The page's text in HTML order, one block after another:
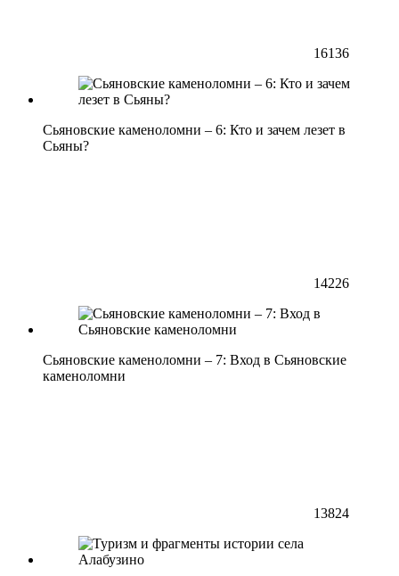
16136
Сьяновские каменоломни – 6: Кто и зачем лезет в
Сьяны?
14226
Сьяновские каменоломни – 7: Вход в Сьяновские
каменоломни
13824